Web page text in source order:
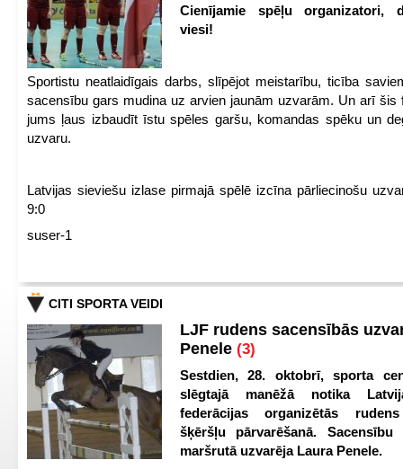
Cienījamie spēļu organizatori,
viesi!
Sportistu neatlaidīgais darbs, slīpējot meistarību, ticība
sacensību gars mudina uz arvien jaunām uzvarām. Un arī šis
jums ļaus izbaudīt īstu spēles garšu, komandas spēku un
uzvaru.
Latvijas sieviešu izlase pirmajā spēlē izcīna pārliecinošu
9:0
suser-1
CITI SPORTA VEIDI
LJF rudens sacensībās
Penele (3)
Sestdien, 28. oktobrī, sporta
slēgtajā manēžā notika
federācijas organizētās
šķēršļu pārvarēšanā. Sacensību
maršrutā uzvarēja Laura Penele.